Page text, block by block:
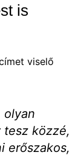
is
viselő
olyan
közzé,
erőszakos,